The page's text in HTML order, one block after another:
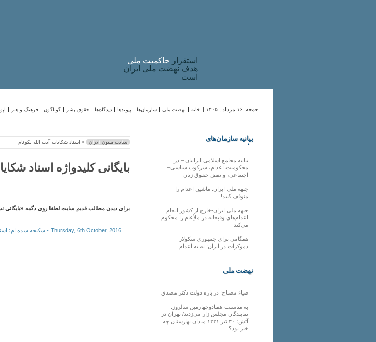
استقرار حاکميت ملی
هدف نهضت ملی ایران
است
فرهنگ و هنر گوناگون حقوق بشر دیدگاه‌ها پیوندها سازمان‌ها نهضت ملی خانه جمعه, ۱۶ مرداد , ۱۴۰۵ |
سایت ملیون ایران > اسناد شکایات آیت الله نکونام
بایگانی کلیدواژه اسناد
برای دیدن مطالب قدیم سایت لطفا روی دگمه
Thursday, 6th October, 2016 - شکنجه شده ام؛ اسناد شکایات آیت الله نکونام، روحانی منتقد
بیانیه سازمان‌های
ملی
بیانیه مجامع اسلامی ایرانیان – در
محکومیت اعدام، سرکوب سیاسی–
اجتماعی، و نقض حقوق زنان
جبهه ملی ایران: ماشین اعدام را
متوقف کنید!
جبهه ملی ایران-خارج از کشور انجام
اعدام‌های وقیحانه در ملأِعام را محکوم
می‌کند
همگامی برای جمهوری سکولار
دموکرات در ایران: نه به اعدام
نهضت ملی
ضیاء مصباح: در باره دولت دکتر مصدق
به مناسبت هفتادوچهارمین سالروز:
نمایندگان مجلس زار می‌زدند/ تهران در
آتش؛ ۳۰ تیر ۱۳۳۱ میدان بهارستان چه
خبر بود؟